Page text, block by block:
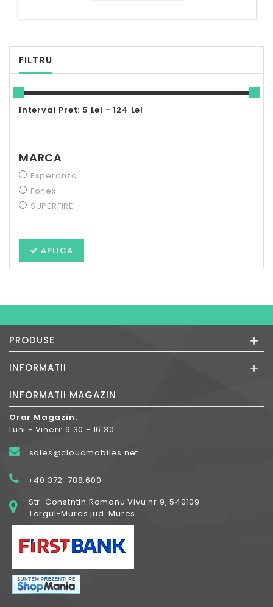
FILTRU
Interval Pret: 5 Lei - 124 Lei
MARCA
Esperanza
Fonex
SUPERFIRE
APLICA
PRODUSE +
INFORMATII +
INFORMATII MAGAZIN
Orar Magazin:
Luni - Vineri: 9.30 - 16.30
sales@cloudmobiles.net
+40.372-788.600
Str. Constntin Romanu Vivu nr.9, 540109
Targul-Mures jud. Mures